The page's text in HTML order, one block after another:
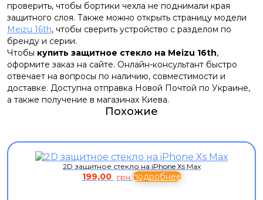
проверить, чтобы бортики чехла не поднимали края
защитного слоя. Также можно открыть страницу модели
Meizu 16th, чтобы сверить устройство с разделом по
бренду и серии.
Чтобы купить защитное стекло на Meizu 16th,
оформите заказ на сайте. Онлайн-консультант быстро
отвечает на вопросы по наличию, совместимости и
доставке. Доступна отправка Новой Почтой по Украине,
а также получение в магазинах Киева.
Похожие
2D защитное стекло на iPhone Xs Max
199,00 грн подробнее